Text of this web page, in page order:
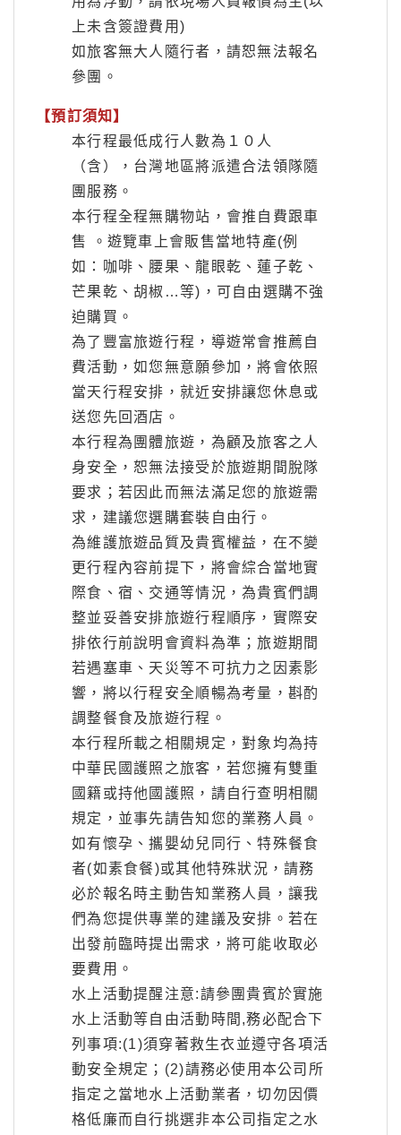
上未含簽證費用)
如旅客無大人隨行者，請恕無法報名
參團。
【預訂須知】
本行程最低成行人數為１０人
（含），台灣地區將派遣合法領隊隨
團服務。
本行程全程無購物站，會推自費跟車
售 。遊覽車上會販售當地特產(例
如：咖啡、腰果、龍眼乾、蓮子乾、
芒果乾、胡椒…等)，可自由選購不強
迫購買。
為了豐富旅遊行程，導遊常會推薦自
費活動，如您無意願參加，將會依照
當天行程安排，就近安排讓您休息或
送您先回酒店。
本行程為團體旅遊，為顧及旅客之人
身安全，恕無法接受於旅遊期間脫隊
要求；若因此而無法滿足您的旅遊需
求，建議您選購套裝自由行。
為維護旅遊品質及貴賓權益，在不變
更行程內容前提下，將會綜合當地實
際食、宿、交通等情況，為貴賓們調
整並妥善安排旅遊行程順序，實際安
排依行前說明會資料為準；旅遊期間
若遇塞車、天災等不可抗力之因素影
響，將以行程安全順暢為考量，斟酌
調整餐食及旅遊行程。
本行程所載之相關規定，對象均為持
中華民國護照之旅客，若您擁有雙重
國籍或持他國護照，請自行查明相關
規定，並事先請告知您的業務人員。
如有懷孕、攜嬰幼兒同行、特殊餐食
者(如素食餐)或其他特殊狀況，請務
必於報名時主動告知業務人員，讓我
們為您提供專業的建議及安排。若在
出發前臨時提出需求，將可能收取必
要費用。
水上活動提醒注意:請參團貴賓於實施
水上活動等自由活動時間,務必配合下
列事項:(1)須穿著救生衣並遵守各項活
動安全規定；(2)請務必使用本公司所
指定之當地水上活動業者，切勿因價
格低廉而自行挑選非本公司指定之水